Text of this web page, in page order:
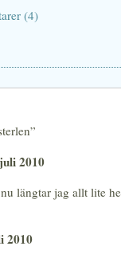
(4)
2010
längtar jag allt lite
2010